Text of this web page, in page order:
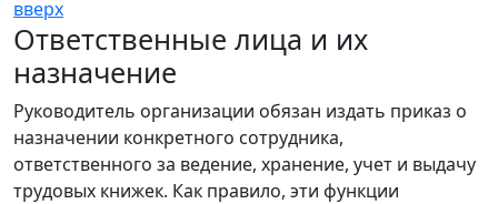
вверх
Ответственные лица и их
назначение
Руководитель организации обязан издать приказ о
назначении конкретного сотрудника,
ответственного за ведение, хранение, учет и выдачу
трудовых книжек. Как правило, эти функции